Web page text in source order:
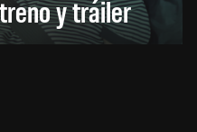
y tráiler